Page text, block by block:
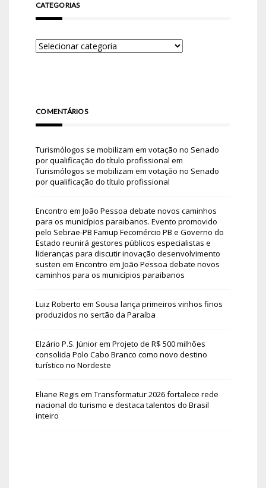
CATEGORIAS
COMENTÁRIOS
Turismólogos se mobilizam em votação no Senado
por qualificação do título profissional em
Turismólogos se mobilizam em votação no Senado
por qualificação do título profissional
Encontro em João Pessoa debate novos caminhos
para os municípios paraibanos. Evento promovido
pelo Sebrae-PB Famup Fecomércio PB e Governo do
Estado reunirá gestores públicos especialistas e
lideranças para discutir inovação desenvolvimento
susten em Encontro em João Pessoa debate novos
caminhos para os municípios paraibanos
Luiz Roberto em Sousa lança primeiros vinhos finos
produzidos no sertão da Paraíba
Elzário P.S. Júniorem Projeto de R$ 500 milhões
consolida Polo Cabo Branco como novo destino
turístico no Nordeste
Eliane Regis em Transformatur 2026 fortalece rede
nacional do turismo e destaca talentos do Brasil
inteiro